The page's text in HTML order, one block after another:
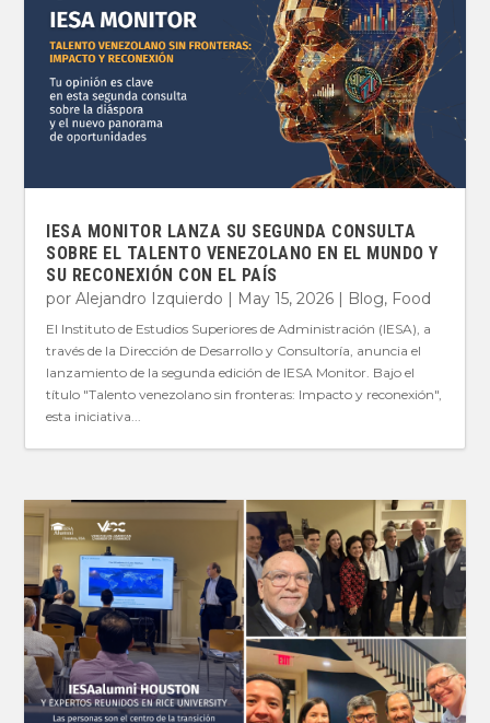
IESA MONITOR LANZA SU SEGUNDA CONSULTA
SOBRE EL TALENTO VENEZOLANO EN EL MUNDO Y
SU RECONEXIÓN CON EL PAÍS
porAlejandro Izquierdo | May 15, 2026 | Blog, Food
El Instituto de Estudios Superiores de Administración (IESA), a
través de la Dirección de Desarrollo y Consultoría, anuncia el
lanzamiento de la segunda edición de IESA Monitor. Bajo el
título "Talento venezolano sin fronteras: Impacto y reconexión",
esta iniciativa...